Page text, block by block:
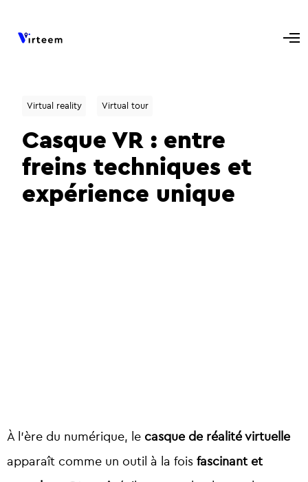
Virtual reality Virtual tour
Casque VR : entre
freins techniques et
expérience unique
À l’ère du numérique, le casque de réalité virtuelle
apparaît comme un outil à la fois fascinant et